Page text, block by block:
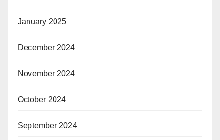
January 2025
December 2024
November 2024
October 2024
September 2024